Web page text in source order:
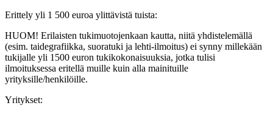
Erittely yli 1 500 euroa ylittävistä tuista:
HUOM! Erilaisten tukimuotojenkaan kautta, niitä yhdistelemällä
(esim. taidegrafiikka, suoratuki ja lehti-ilmoitus) ei synny millekään
tukijalle yli 1500 euron tukikokonaisuuksia, jotka tulisi
ilmoituksessa eritellä muille kuin alla mainituille
yrityksille/henkilöille.
Yritykset: